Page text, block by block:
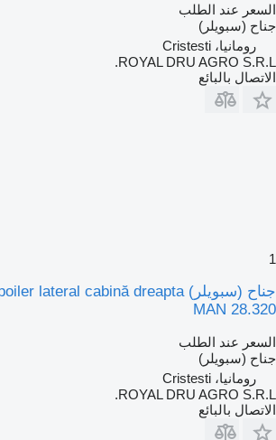
السعر عند الطلب
جناح (سبويلر)
رومانيا، Cristesti
ROYAL DRU AGRO S.R.L.
الاتصال بالبائع
1
MAN 28.320
السعر عند الطلب
جناح (سبويلر)
رومانيا، Cristesti
ROYAL DRU AGRO S.R.L.
الاتصال بالبائع